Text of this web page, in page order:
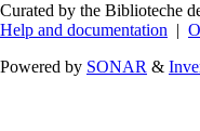
Curated by the Biblioteche
Help and documentation |
Powered by SONAR &